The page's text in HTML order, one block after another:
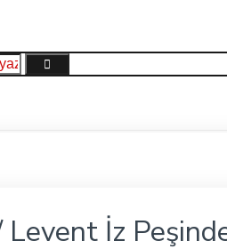
Orakçı - Timaş Yayınları
İz